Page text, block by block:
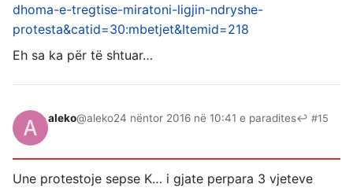
dhoma-e-tregtise-miratoni-ligjin-ndryshe-
protesta&catid=30:mbetjet&Itemid=218
Eh sa ka për të shtuar…
aleko@aleko24 nëntor 2016 në 10:41 e paradites↩ #15
Une protestoje sepse K… i gjate perpara 3 vjeteve